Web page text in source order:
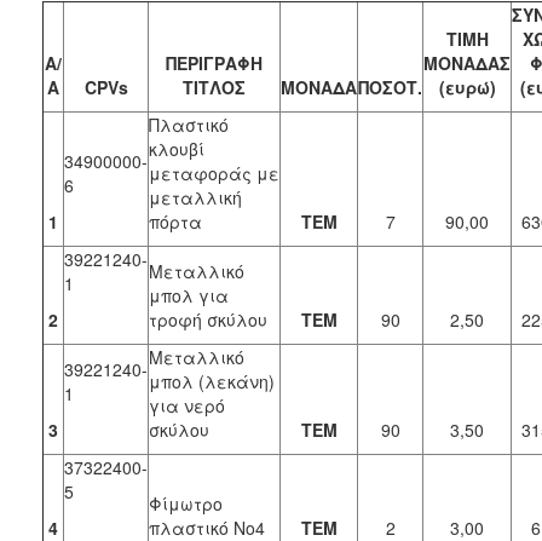
Α/
Α
CPVs
ΠΕΡΙΓΡΑΦΗ
ΤΙΤΛΟΣ
ΜΟΝΑΔΑΠΟΣΟΤ.
ΤΙΜΗ
ΜΟΝΑΔΑΣ
(ευρώ)
1
34900000-
6
Πλαστικό
κλουβί
μεταφοράς με
μεταλλική
πόρτα
ΤΕΜ 7 90,00
2
39221240-
1
Μεταλλικό
μπολ για
τροφή σκύλου
ΤΕΜ 90 2,50
3
39221240-
1
Μεταλλικό
μπολ (λεκάνη)
για νερό
σκύλου
ΤΕΜ 90 3,50
4
37322400-
5
Φίμωτρο
πλαστικό Νο4
ΤΕΜ 2 3,00